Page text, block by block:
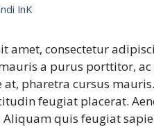
InK
amet, consectetur
a purus porttitor, ac
pharetra cursus
feugiat placerat.
quis feugiat